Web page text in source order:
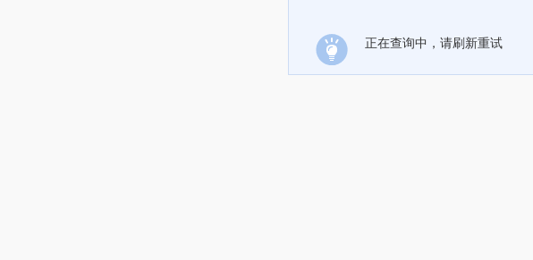
正在查询中，请刷新重试